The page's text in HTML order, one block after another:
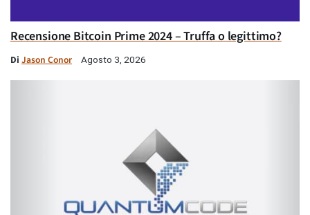
Recensione Bitcoin Prime 2024 – Truffa o legittimo?
Di Jason Conor Agosto 3, 2026